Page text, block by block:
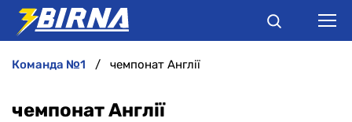
команда №1 чемпонат Англії
чемпонат Англії